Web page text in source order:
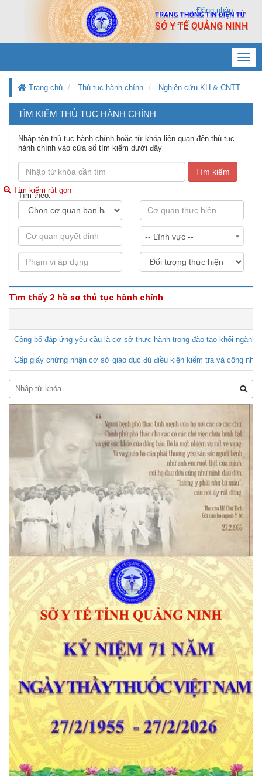
Đăng nhập
Trang chủ Thủ tục hành chính Nghiên cứu KH & CNTT
TÌM KIẾM THỦ TỤC HÀNH CHÍNH
Nhập tên thủ tục hành chính hoặc từ khóa liên quan đến thủ tục
hành chính vào cửa sổ tìm kiếm dưới đây
Tìm kiếm
Tìm kiếm rút gọn
Tìm theo:
-- Lĩnh vực --
Tìm thấy 2 hồ sơ thủ tục hành chính
Công bố đáp ứng yêu cầu là cơ sở thực hành trong đào tạo khối
Cấp giấy chứng nhận cơ sở giáo dục đủ điều kiện kiểm tra và công